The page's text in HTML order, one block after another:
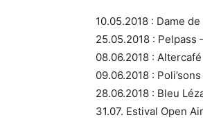
10.05.2018 : Dame
25.05.2018 : Pelpass
08.06.2018 : Altercafé
09.06.2018 : Poli’sons
28.06.2018 : Bleu
31.07. Estival Open